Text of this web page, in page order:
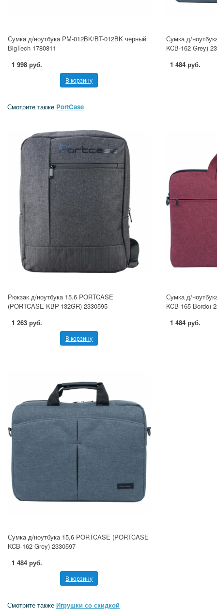
Сумка д/ноутбука PM-012BK/BT-012BK черный
BigTech 1780811
1 998 руб.
В корзину
Сумка д/
KCB-162 Grey)
1 484 руб.
Смотрите также PortCase
Рюкзак д/ноутбука 15.6 PORTCASE
(PORTCASE KBP-132GR) 2330595
1 263 руб.
В корзину
Сумка д/
KCB-165 Bordo)
1 484 руб.
Сумка д/ноутбука 15,6 PORTCASE (PORTCASE
KCB-162 Grey) 2330597
1 484 руб.
В корзину
Смотрите также Игрушки со скидкой